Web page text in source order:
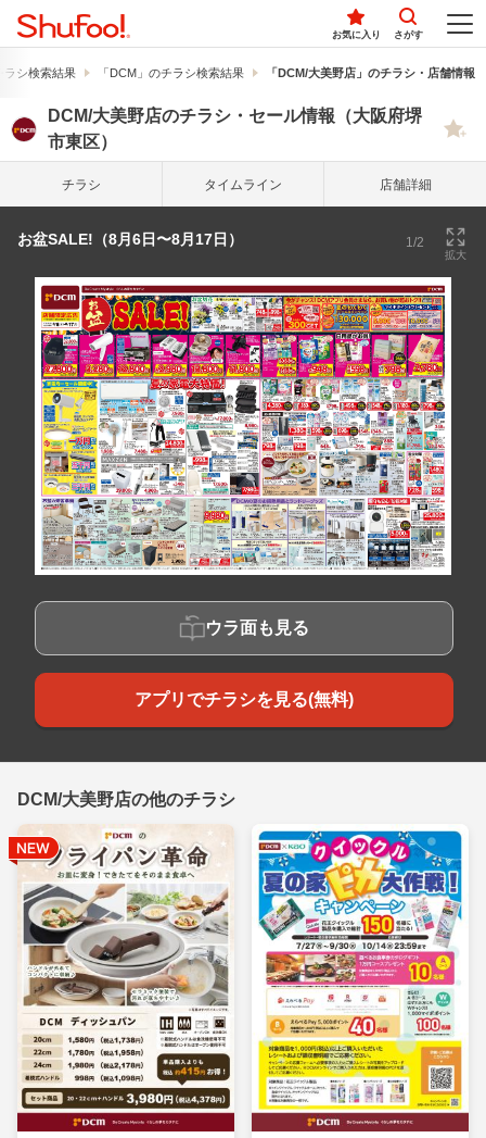
お気に入り さがす
ラシ検索結果 「DCM」のチラシ検索結果 「DCM/大美野店」のチラシ・店舗情報
DCM/大美野店のチラシ・セール情報（大阪府堺
市東区）
チラシ タイム ライン 店舗詳細
お盆SALE!（8月6日〜8月17日） 1/2
拡大
ウラ面も見る
アプリでチラシを見る(無料)
DCM/大美野店の他のチラシ